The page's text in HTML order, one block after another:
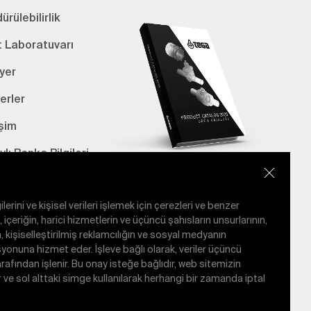
Laboratuvarı
Banka Bilgileri
ve kişisel verileri işlemek için çerezleri ve benzer
harici hizmetlerin ve üçüncü şahısların unsurlarının,
reklamcılığın ve sosyal medyanın
hizmet eder. İşleve bağlı olarak, veriler üçüncü
işlenir. Bu onay isteğe bağlıdır, web sitemizin
ve sol alttaki simge kullanılarak herhangi bir zamanda iptal